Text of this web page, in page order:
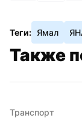
Теги: Ямал
Также
Транспорт